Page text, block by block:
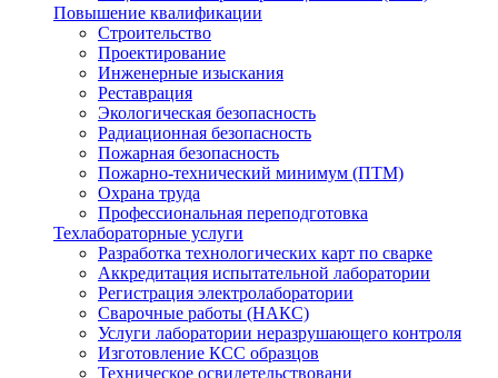
Повышение квалификации
Строительство
Проектирование
Инженерные изыскания
Реставрация
Экологическая безопасность
Радиационная безопасность
Пожарная безопасность
Пожарно-технический минимум (ПТМ)
Охрана труда
Профессиональная переподготовка
Техлабораторные услуги
Разработка технологических карт по сварке
Аккредитация испытательной лаборатории
Регистрация электролаборатории
Сварочные работы (НАКС)
Услуги лаборатории неразрушающего контроля
Изготовление КСС образцов
Техническое освидетельствовани